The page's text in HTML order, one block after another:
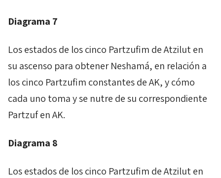
Diagrama 7
Los estados de los cinco Partzufim deAtziluten
su ascenso para obtenerNeshamá, en relación a
los cinco Partzufim constantes deAK, y cómo
cada uno toma y se nutre de su correspondiente
PartzufenAK.
Diagrama 8
Los estados de los cinco Partzufim deAtziluten